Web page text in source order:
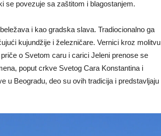
se povezuje sa zaštitom i blagostanjem.
i kao gradska slava. Tradiocionalno ga
kujundžije i železničare. Vernici kroz molitvu
o Svetom caru i carici Jeleni prenose se
poput crkve Svetog Cara Konstantina i
u Beogradu, deo su ovih tradicija i predstavljaju